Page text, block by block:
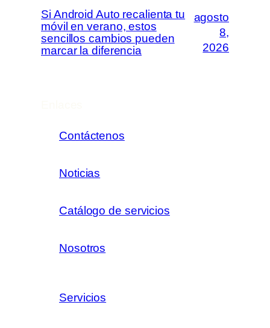
Si Android Auto recalienta tu
móvil en verano, estos
sencillos cambios pueden
marcar la diferencia
agosto
8,
2026
Contáctenos
Noticias
Catálogo de servicios
Nosotros
Servicios